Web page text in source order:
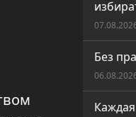
Без